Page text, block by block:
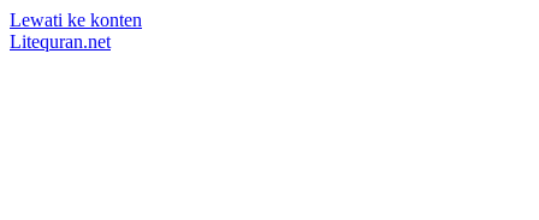
Lewati ke konten
Litequran.net